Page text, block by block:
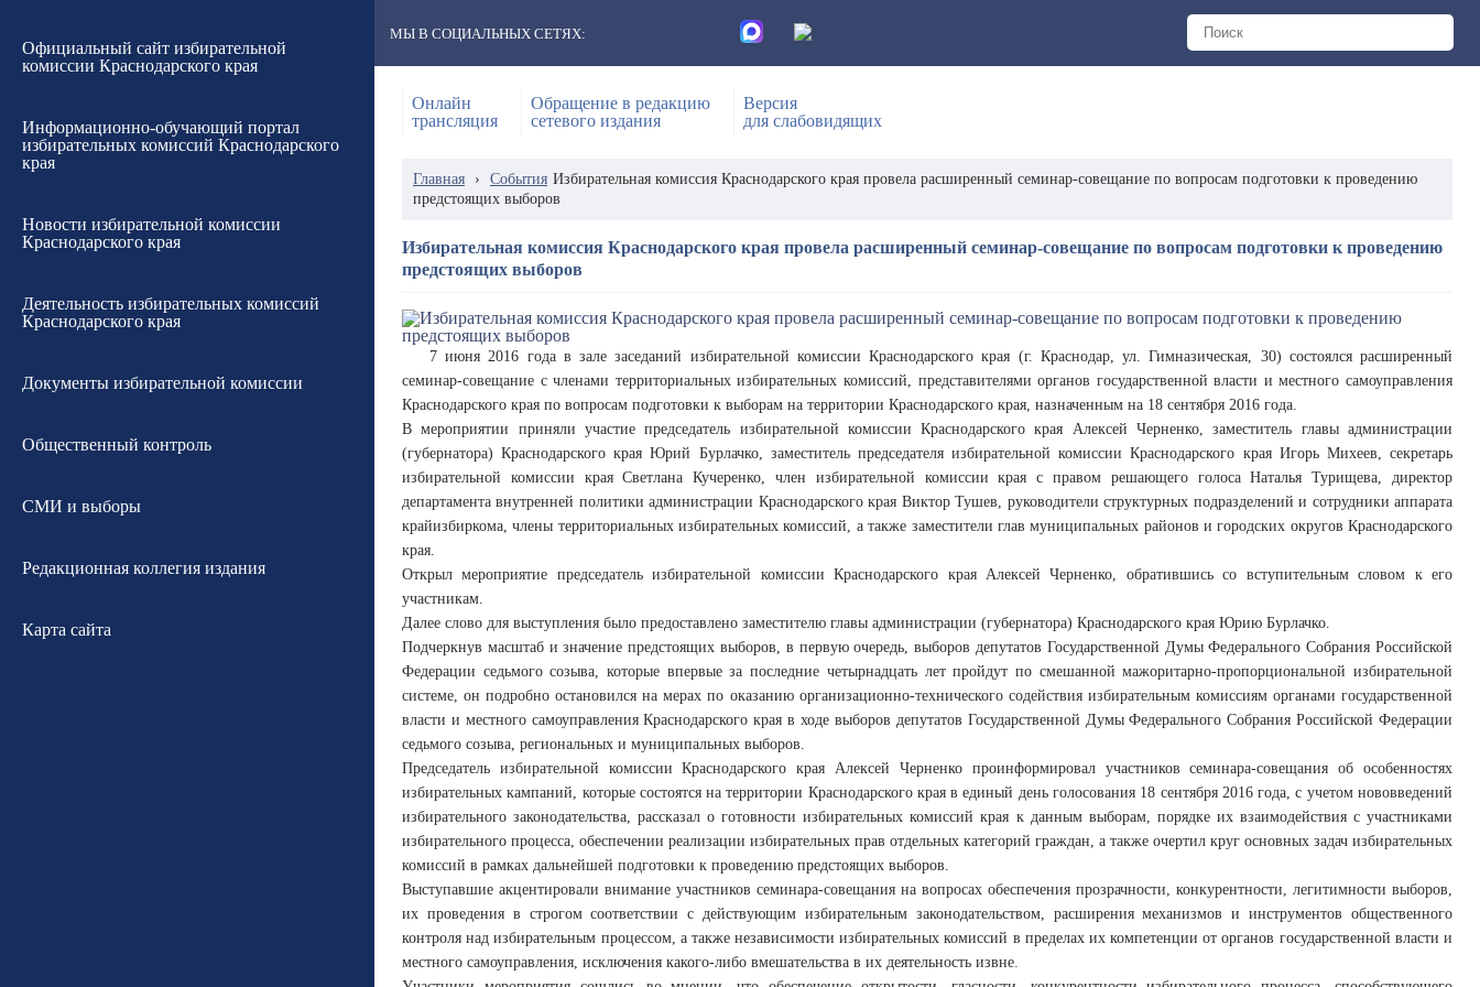
Официальный сайт избирательной
комиссии Краснодарского края
Информационно-обучающий портал
избирательных комиссий Краснодарского
края
Новости избирательной комиссии
Краснодарского края
Деятельность избирательных комиссий
Краснодарского края
Документы избирательной комиссии
Общественный контроль
СМИ и выборы
Редакционная коллегия издания
Карта сайта
МЫ В СОЦИАЛЬНЫХ СЕТЯХ:
Онлайн
трансляция
Обращение в редакцию
сетевого издания
Версия
для слабовидящих
Главная › События Избирательная комиссия Краснодарского края провела расширенный семинар-совещание по вопросам подготовки к проведению
предстоящих выборов
Избирательная комиссия Краснодарского края провела расширенный семинар-совещание по вопросам подготовки к проведению
предстоящих выборов
7 июня 2016 года в зале заседаний избирательной комиссии Краснодарского края (г. Краснодар, ул. Гимназическая, 30) состоялся расширенный
семинар-совещание с членами территориальных избирательных комиссий, представителями органов государственной власти и местного самоуправления
Краснодарского края по вопросам подготовки к выборам на территории Краснодарского края, назначенным на 18 сентября 2016 года.
В мероприятии приняли участие председатель избирательной комиссии Краснодарского края Алексей Черненко, заместитель главы администрации
(губернатора) Краснодарского края Юрий Бурлачко, заместитель председателя избирательной комиссии Краснодарского края Игорь Михеев, секретарь
избирательной комиссии края Светлана Кучеренко, член избирательной комиссии края с правом решающего голоса Наталья Турищева, директор
департамента внутренней политики администрации Краснодарского края Виктор Тушев, руководители структурных подразделений и сотрудники аппарата
крайизбиркома, члены территориальных избирательных комиссий, а также заместители глав муниципальных районов и городских округов Краснодарского
края.
Открыл мероприятие председатель избирательной комиссии Краснодарского края Алексей Черненко, обратившись со вступительным словом к его
участникам.
Далее слово для выступления было предоставлено заместителю главы администрации (губернатора) Краснодарского края Юрию Бурлачко.
Подчеркнув масштаб и значение предстоящих выборов, в первую очередь, выборов депутатов Государственной Думы Федерального Собрания Российской
Федерации седьмого созыва, которые впервые за последние четырнадцать лет пройдут по смешанной мажоритарно-пропорциональной избирательной
системе, он подробно остановился на мерах по оказанию организационно-технического содействия избирательным комиссиям органами государственной
власти и местного самоуправления Краснодарского края в ходе выборов депутатов Государственной Думы Федерального Собрания Российской Федерации
седьмого созыва, региональных и муниципальных выборов.
Председатель избирательной комиссии Краснодарского края Алексей Черненко проинформировал участников семинара-совещания об особенностях
избирательных кампаний, которые состоятся на территории Краснодарского края в единый день голосования 18 сентября 2016 года, с учетом нововведений
избирательного законодательства, рассказал о готовности избирательных комиссий края к данным выборам, порядке их взаимодействия с участниками
избирательного процесса, обеспечении реализации избирательных прав отдельных категорий граждан, а также очертил круг основных задач избирательных
комиссий в рамках дальнейшей подготовки к проведению предстоящих выборов.
Выступавшие акцентировали внимание участников семинара-совещания на вопросах обеспечения прозрачности, конкурентности, легитимности выборов,
их проведения в строгом соответствии с действующим избирательным законодательством, расширения механизмов и инструментов общественного
контроля над избирательным процессом, а также независимости избирательных комиссий в пределах их компетенции от органов государственной власти и
местного самоуправления, исключения какого-либо вмешательства в их деятельность извне.